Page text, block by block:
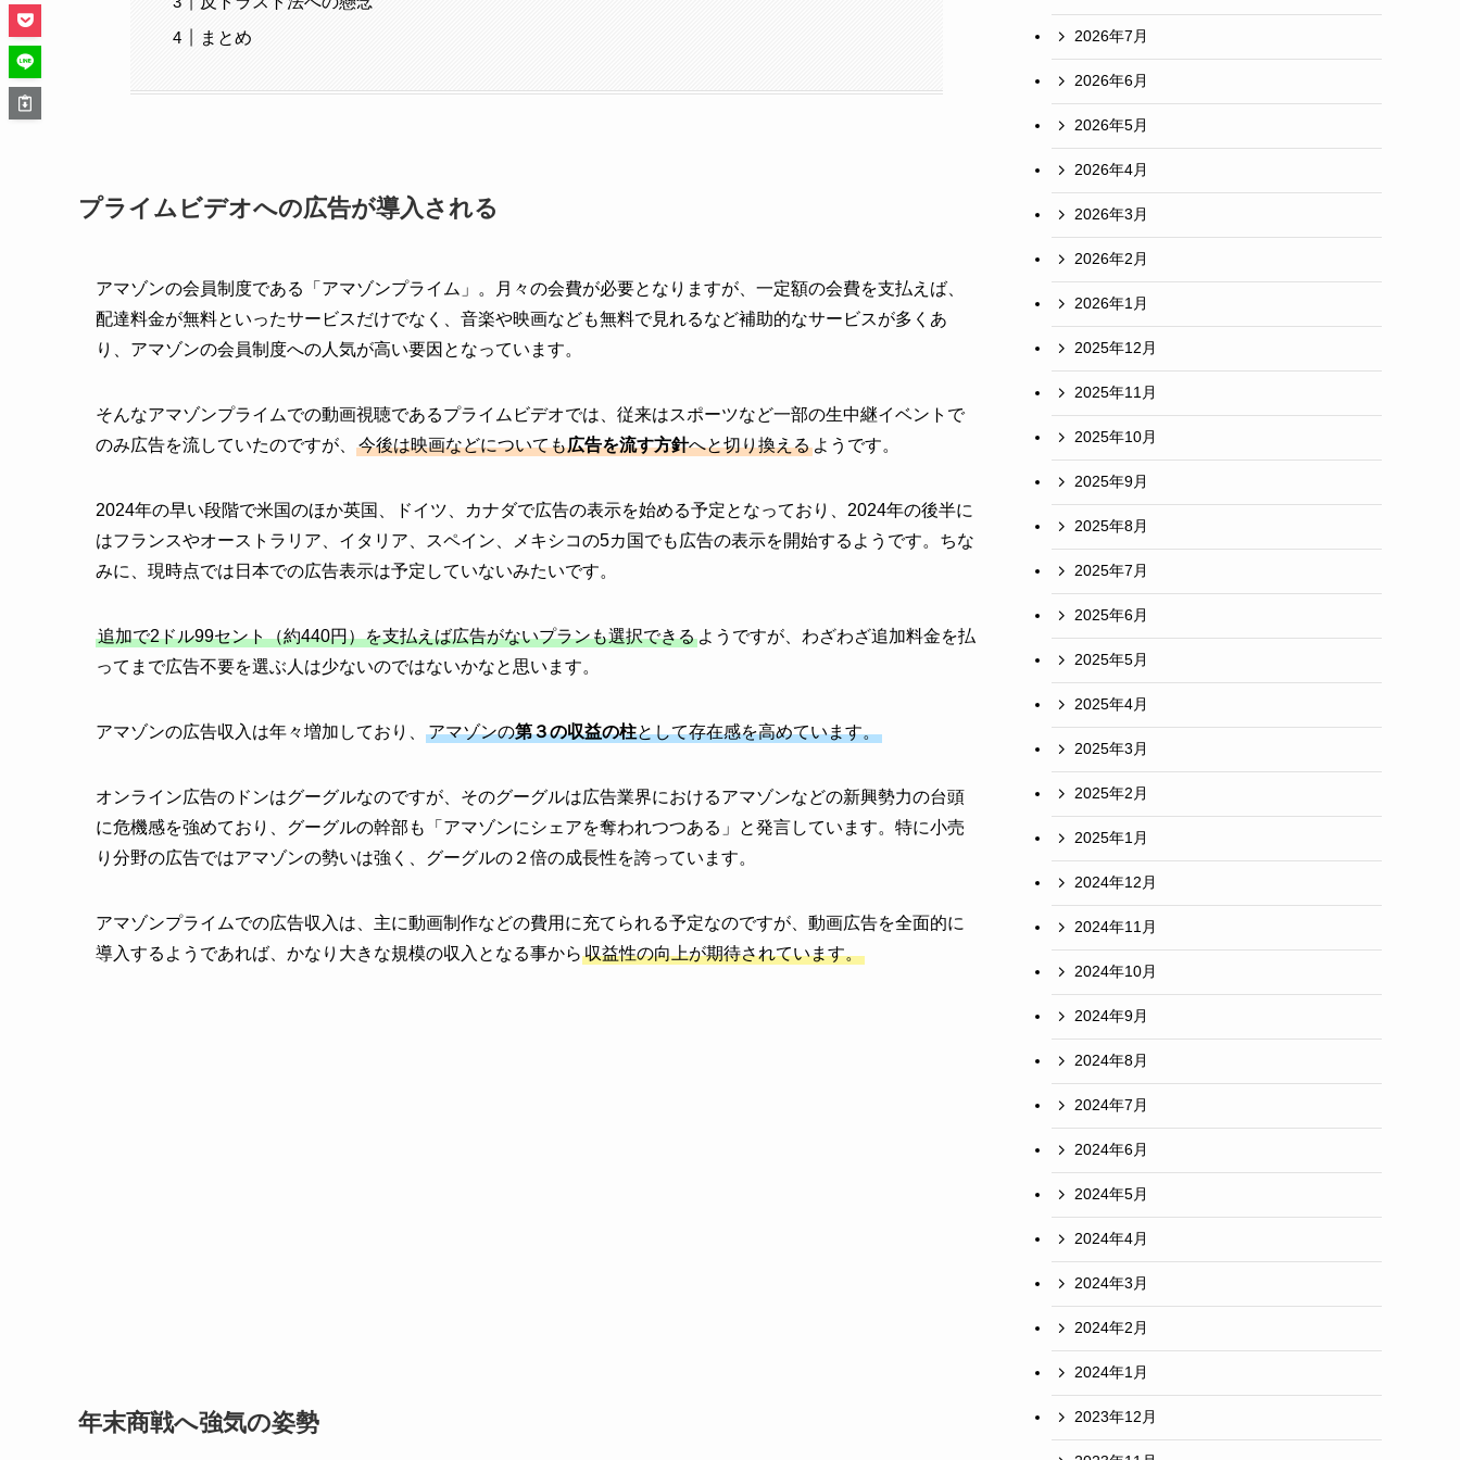
まとめ
プライムビデオへの広告が導入される
アマゾンの会員制度である「アマゾンプライム」。月々の会費が必要となりますが、一定額の会費を支払えば、
配達料金が無料といったサービスだけでなく、音楽や映画なども無料で見れるなど補助的なサービスが多くあ
り、アマゾンの会員制度への人気が高い要因となっています。
そんなアマゾンプライムでの動画視聴であるプライムビデオでは、従来はスポーツなど一部の生中継イベントで
のみ広告を流していたのですが、
今後は映画などについても広告を流す方針へと切り換える ようです。
2024年の早い段階で米国のほか英国、ドイツ、カナダで広告の表示を始める予定となっており、2024年の後半に
はフランスやオーストラリア、イタリア、スペイン、メキシコの5カ国でも広告の表示を開始するようです。ちな
みに、現時点では日本での広告表示は予定していないみたいです。
追加で2ドル99セント（約440円）を支払えば広告がないプランも選択できる ようですが、わざわざ追加料金を払
ってまで広告不要を選ぶ人は少ないのではないかなと思います。
アマゾンの広告収入は年々増加しており、 アマゾンの第３の収益の柱として存在感を高めています。
オンライン広告のドンはグーグルなのですが、そのグーグルは広告業界におけるアマゾンなどの新興勢力の台頭
に危機感を強めており、グーグルの幹部も「アマゾンにシェアを奪われつつある」と発言しています。特に小売
り分野の広告ではアマゾンの勢いは強く、グーグルの２倍の成長性を誇っています。
アマゾンプライムでの広告収入は、主に動画制作などの費用に充てられる予定なのですが、動画広告を全面的に
導入するようであれば、かなり大きな規模の収入となる事から 収益性の向上が期待されています。
年末商戦へ強気の姿勢
2026年7月
2026年6月
2026年5月
2026年4月
2026年3月
2026年2月
2026年1月
2025年12月
2025年11月
2025年10月
2025年9月
2025年8月
2025年7月
2025年6月
2025年5月
2025年4月
2025年3月
2025年2月
2025年1月
2024年12月
2024年11月
2024年10月
2024年9月
2024年8月
2024年7月
2024年6月
2024年5月
2024年4月
2024年3月
2024年2月
2024年1月
2023年12月